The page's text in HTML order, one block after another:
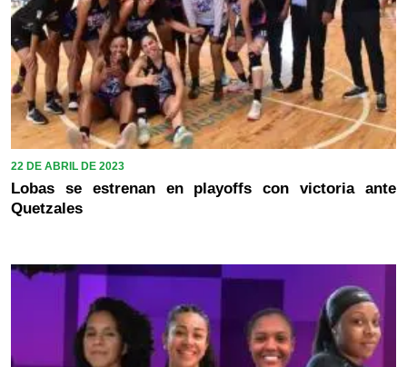
22 DE ABRIL DE 2023
Lobas se estrenan en playoffs con victoria ante
Quetzales